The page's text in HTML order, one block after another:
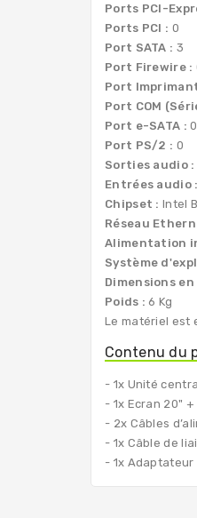
Ports PCI-
Ports PCI : 0
Port SATA : 3
Port Firewire :
Port
Port COM
Port e-SATA : 0
Port PS/2 : 0
Sorties audio :
Entrées audio :
Chipset : Intel
Réseau
Alimentation
Système
Dimensions en
Poids : 6 Kg
Le matériel est
Contenu du
- 1x Unité
- 1x Ecran 20"
- 2x Câbles
- 1x Câble de
- 1x Adaptateur